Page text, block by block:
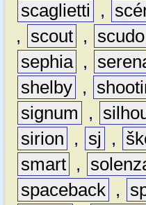
scaglietti
,
,
scout , scudo
sephia ,
shelby ,
signum
,
sirion
, sj ,
smart ,
spaceback ,